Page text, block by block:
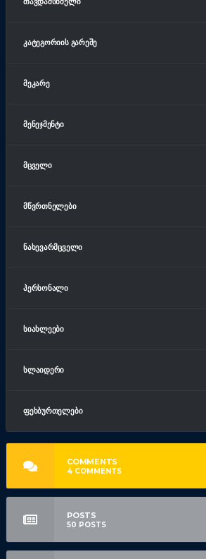
ᲙᲐᲢᲔᲒᲝᲠᲘᲘᲡ ᲒᲐᲠᲔᲨᲔ
ᲛᲔᲙᲐᲠᲔ
ᲛᲔᲜᲔᲯᲛᲔᲜᲢᲘ
ᲛᲪᲕᲔᲚᲘ
ᲛᲬᲕᲠᲗᲜᲔᲚᲔᲑᲘ
ᲜᲐᲮᲔᲕᲐᲠᲛᲪᲕᲔᲚᲘ
ᲞᲔᲠᲡᲝᲜᲐᲚᲘ
ᲡᲘᲐᲮᲚᲔᲔᲑᲘ
ᲡᲚᲐᲘᲓᲔᲠᲘ
ᲤᲔᲮᲑᲣᲠᲗᲔᲚᲔᲑᲘ
COMMENTS
4 COMMENTS
POSTS
50 POSTS